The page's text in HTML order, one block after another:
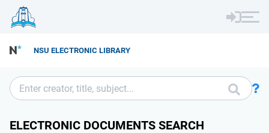
NSU ELECTRONIC LIBRARY
ELECTRONIC DOCUMENTS SEARCH